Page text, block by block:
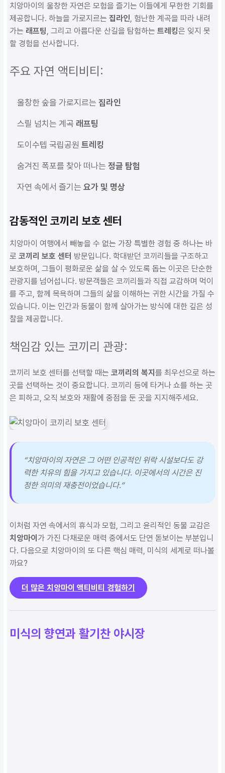
치앙마이의 울창한 자연은 모험을 즐기는 이들에게 무한한 기회를
제공합니다. 하늘을 가로지르는 집라인, 험난한 계곡을 따라 내려
가는 래프팅, 그리고 아름다운 산길을 탐험하는 트레킹은 잊지 못
할 경험을 선사합니다.
주요 자연 액티비티:
울창한 숲을 가로지르는 집라인
스릴 넘치는 계곡 래프팅
도이수텝 국립공원 트레킹
숨겨진 폭포를 찾아 떠나는 정글 탐험
자연 속에서 즐기는 요가 및 명상
감동적인 코끼리 보호 센터
치앙마이 여행에서 빼놓을 수 없는 가장 특별한 경험 중 하나는 바
로 코끼리 보호 센터 방문입니다. 학대받던 코끼리들을 구조하고
보호하며, 그들이 평화로운 삶을 살 수 있도록 돕는 이곳은 단순한
관광지를 넘어섭니다. 방문객들은 코끼리들과 직접 교감하며 먹이
를 주고, 함께 목욕하며 그들의 삶을 이해하는 귀한 시간을 가질 수
있습니다. 이는 인간과 동물이 함께 살아가는 방식에 대한 깊은 성
찰을 제공합니다.
책임감 있는 코끼리 관광:
코끼리 보호 센터를 선택할 때는 코끼리의 복지 를 최우선으로 하는
곳을 선택하는 것이 중요합니다. 코끼리 등에 타거나 쇼를 하는 곳
은 피하고, 오직 보호와 재활에 중점을 둔 곳을 지지해주세요.
“치앙마이의 자연은 그 어떤 인공적인 위락 시설보다도 강
력한 치유의 힘을 가지고 있습니다. 이곳에서의 시간은 진
정한 의미의 재충전이었습니다.”
이처럼 자연 속에서의 휴식과 모험, 그리고 윤리적인 동물 교감은
치앙마이 가 가진 다채로운 매력 중에서도 단연 돋보이는 부분입니
다. 다음으로 치앙마이의 또 다른 핵심 매력, 미식의 세계로 떠나볼
까요?
더 많은 치앙마이 액티비티 경험하기
미식의 향연과 활기찬 야시장